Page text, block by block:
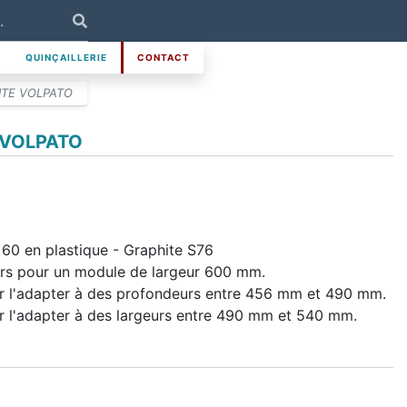
QUINÇAILLERIE CONTACT
VOLPATO
en plastique - Graphite S76
pour un module de largeur 600 mm.
l'adapter à des profondeurs entre 456 mm et 490 mm.
l'adapter à des largeurs entre 490 mm et 540 mm.